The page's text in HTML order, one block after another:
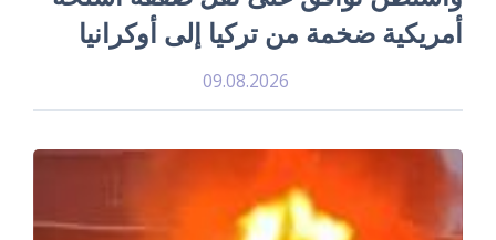
أمريكية ضخمة من تركيا إلى أوكرانيا
09.08.2026